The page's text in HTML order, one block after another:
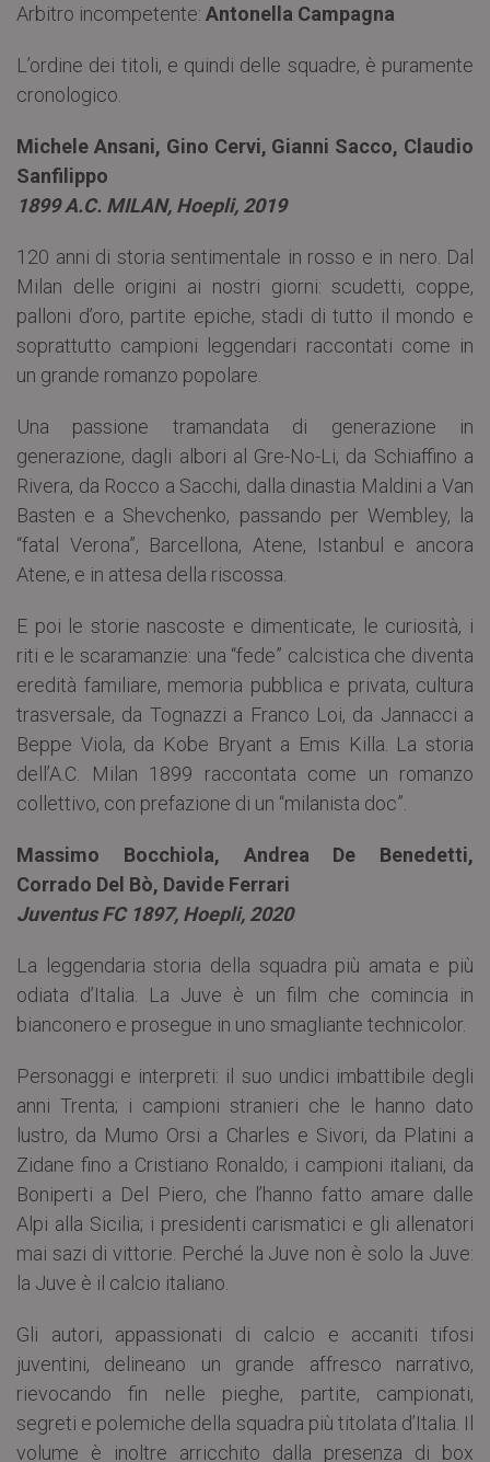
Arbitro incompetente: Antonella Campagna
L’ordine dei titoli, e quindi delle squadre, è puramente
cronologico.
Michele Ansani, Gino Cervi, Gianni Sacco, Claudio
Sanfilippo
1899 A.C. MILAN, Hoepli, 2019
120 anni di storia sentimentale in rosso e in nero. Dal
Milan delle origini ai nostri giorni: scudetti, coppe,
palloni d’oro, partite epiche, stadi di tutto il mondo e
soprattutto campioni leggendari raccontati come in
un grande romanzo popolare.
Una passione tramandata di generazione in
generazione, dagli albori al Gre-No-Li, da Schiaffino a
Rivera, da Rocco a Sacchi, dalla dinastia Maldini a Van
Basten e a Shevchenko, passando per Wembley, la
“fatal Verona”, Barcellona, Atene, Istanbul e ancora
Atene, e in attesa della riscossa.
E poi le storie nascoste e dimenticate, le curiosità, i
riti e le scaramanzie: una “fede” calcistica che diventa
eredità familiare, memoria pubblica e privata, cultura
trasversale, da Tognazzi a Franco Loi, da Jannacci a
Beppe Viola, da Kobe Bryant a Emis Killa. La storia
dell’A.C. Milan 1899 raccontata come un romanzo
collettivo, con prefazione di un “milanista doc”.
Massimo Bocchiola, Andrea De Benedetti,
Corrado Del Bò, Davide Ferrari
Juventus FC 1897, Hoepli, 2020
La leggendaria storia della squadra più amata e più
odiata d’Italia. La Juve è un film che comincia in
bianconero e prosegue in uno smagliante technicolor.
Personaggi e interpreti: il suo undici imbattibile degli
anni Trenta; i campioni stranieri che le hanno dato
lustro, da Mumo Orsi a Charles e Sivori, da Platini a
Zidane fino a Cristiano Ronaldo; i campioni italiani, da
Boniperti a Del Piero, che l’hanno fatto amare dalle
Alpi alla Sicilia; i presidenti carismatici e gli allenatori
mai sazi di vittorie. Perché la Juve non è solo la Juve:
la Juve è il calcio italiano.
Gli autori, appassionati di calcio e accaniti tifosi
juventini, delineano un grande affresco narrativo,
rievocando fin nelle pieghe, partite, campionati,
segreti e polemiche della squadra più titolata d’Italia. Il
volume è inoltre arricchito dalla presenza di box